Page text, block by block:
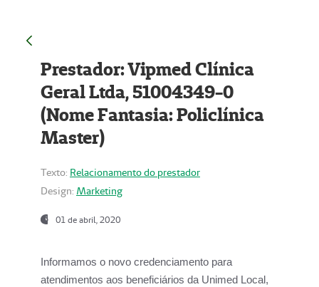
Prestador: Vipmed Clínica
Geral Ltda, 51004349-0
(Nome Fantasia: Policlínica
Master)
Texto: Relacionamento do prestador
Design: Marketing
01 de abril, 2020
Informamos o novo credenciamento para
atendimentos aos beneficiários da Unimed Local,